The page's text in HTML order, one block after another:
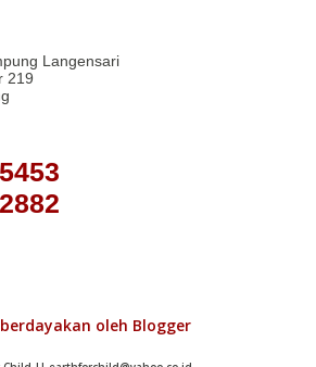
Langensari
219
oleh Blogger